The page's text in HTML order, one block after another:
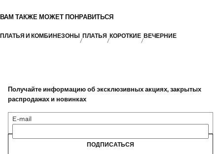
ВАМ ТАКЖЕ МОЖЕТ ПОНРАВИТЬСЯ
ПЛАТЬЯ И КОМБИНЕЗОНЫ ПЛАТЬЯ КОРОТКИЕ ВЕЧЕРНИЕ
Получайте информацию об эксклюзивных акциях, закрытых
распродажах и новинках
E-mail
ПОДПИСАТЬСЯ